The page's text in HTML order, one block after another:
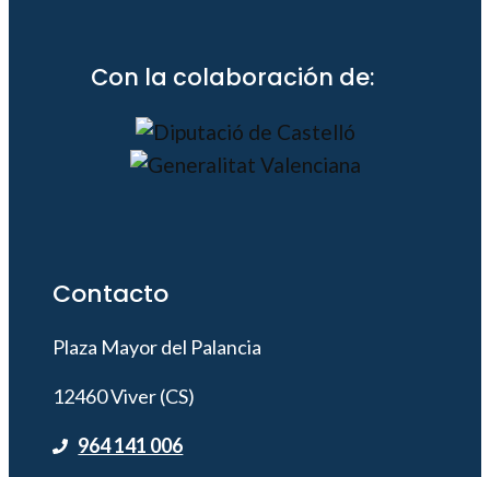
Con la colaboración de:
Contacto
Plaza Mayor del Palancia
12460 Viver (CS)
964 141 006